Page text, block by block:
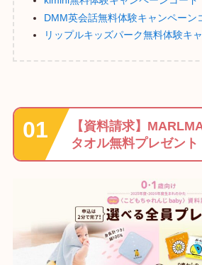
DMM英会話無料体験キャンペーン
リップルキッズパーク無料体験キ
【資料請求】
タオル無料プレゼント